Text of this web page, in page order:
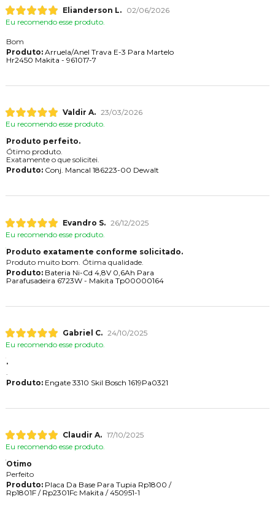
Elianderson L.
02/06/2026
Eu recomendo esse produto.
Bom
Produto:Arruela/Anel Trava E-3 Para Martelo
Hr2450 Makita - 961017-7
Valdir A. 23/03/2026
Eu recomendo esse produto.
Produto perfeito.
Ótimo produto.
Exatamente o que solicitei.
Produto:Conj. Mancal 186223-00 Dewalt
Evandro S. 26/12/2025
Eu recomendo esse produto.
Produto exatamente conforme solicitado.
Produto muito bom. Ótima qualidade.
Produto:Bateria Ni-Cd 4,8V 0,6Ah Para
Parafusadeira 6723W - Makita Tp00000164
Gabriel C. 24/10/2025
Eu recomendo esse produto.
.
Produto:Engate 3310 Skil Bosch 1619Pa0321
Claudir A. 17/10/2025
Eu recomendo esse produto.
Otimo
Perfeito
Produto:Placa Da Base Para Tupia Rp1800 /
Rp1801F / Rp2301Fc Makita / 450951-1